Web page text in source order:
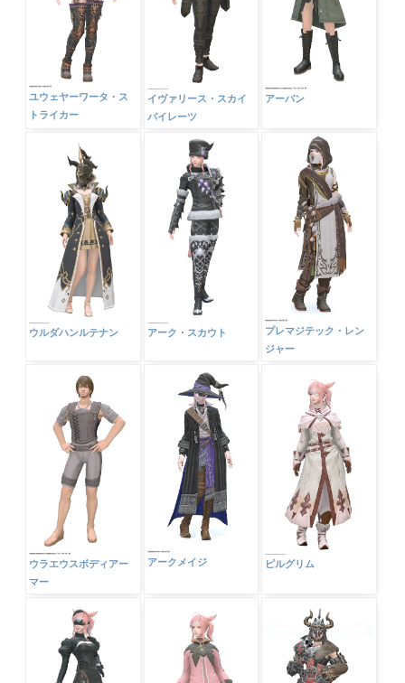
ユウェヤーワータ・ス
トライカー
イヴァリース・スカイ
パイレーツ
アーバン
ウルダハンルテナン アーク・スカウト
プレマジテック・レン
ジャー
ウラエウスボディアー
マー
アークメイジ ピルグリム